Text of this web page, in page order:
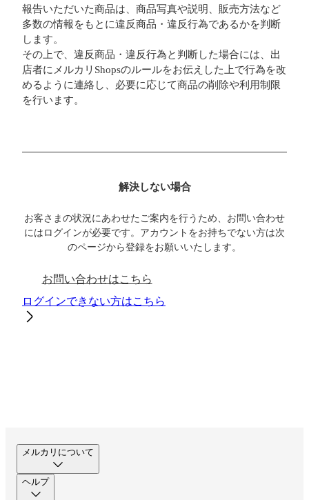
報告いただいた商品は、商品写真や説明、販売方法など
多数の情報をもとに違反商品・違反行為であるかを判断
します。
その上で、違反商品・違反行為と判断した場合には、出
店者にメルカリShopsのルールをお伝えした上で行為を改
めるように連絡し、必要に応じて商品の削除や利用制限
を行います。
解決しない場合
お客さまの状況にあわせたご案内を行うため、お問い合わせ
にはログインが必要です。アカウントをお持ちでない方は次
のページから登録をお願いいたします。
お問い合わせはこちら
ログインできない方はこちら
メルカリについて
ヘルプ